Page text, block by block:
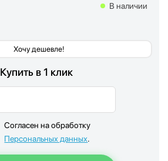
Хочу дешевле!
В наличии
Купить в 1 клик
Согласен на обработку
Персональных данных.